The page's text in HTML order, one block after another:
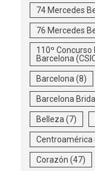
74 Mercedes
76 Mercedes
110º
Barcelona
Barcelona (8)
Barcelona
Belleza (7)
Centroamérica
Corazón (47)